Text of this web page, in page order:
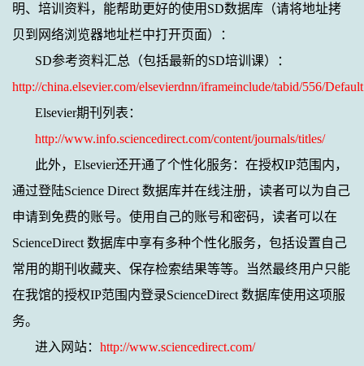
明、培训资料，能帮助更好的使用 SD数据库（请将地址拷
贝到网络浏览器地址栏中打开页面）：
SD参考资料汇总（包括最新的SD培训课）：
http://china.elsevier.com/elsevierdnn/iframeinclude/tabid/556/
Elsevier期刊列表：
http://www.info.sciencedirect.com/content/journals/titles/
此外， Elsevier还开通了个性化服务：在授权IP范围内，
通过登陆Science Direct 数据库并在线注册，读者可以为自己
申请到免费的账号。使用自己的账号和密码，读者可以在
ScienceDirect 数据库中享有多种个性化服务，包括设置自己
常用的期刊收藏夹、保存检索结果等等。当然最终用户只能
在我馆的授权IP范围内登录ScienceDirect 数据库使用这项服
务。
进入网站： http://www.sciencedirect.com/